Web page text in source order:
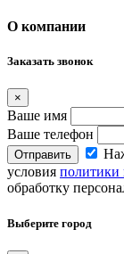
О компании
Заказать звонок
×
Ваше имя
Ваше телефон
Отправить
условия политики
обработку
Выберите город